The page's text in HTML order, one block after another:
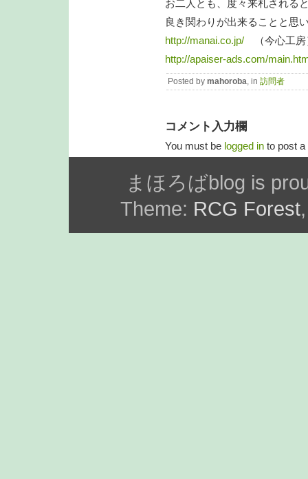
お二人とも、度々来札される
良き関わりが出来ることと思
http://manai.co.jp/ （今心工房
http://apaiser-ads.com/
Posted by mahoroba, in 訪問者
コメント入力欄
You must be logged in to post
まほろばblog is
Theme: RCG Forest